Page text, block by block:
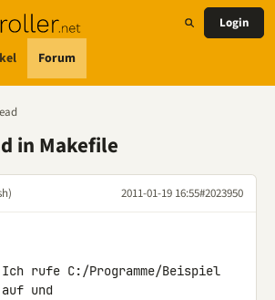
Forum
Login
in Makefile
2011-01-19 16:55#2023950
rufe C:/Programme/Beispiel
und